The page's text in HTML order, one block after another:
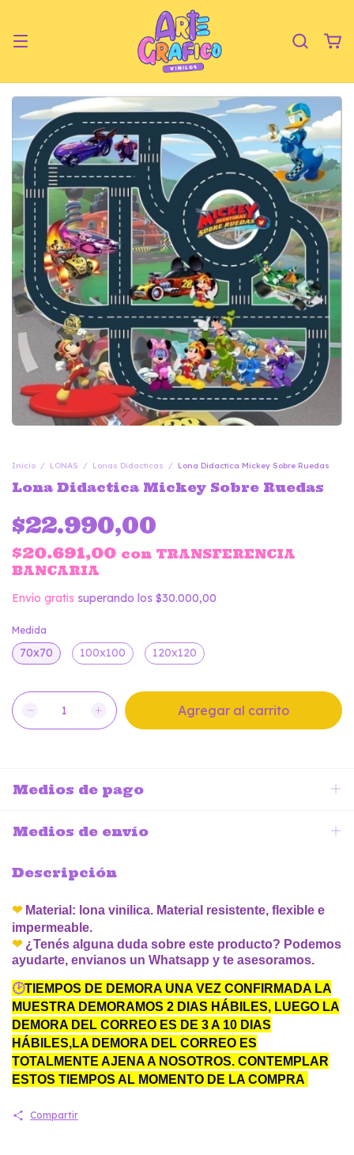
Inicio / LONAS / Lonas Didacticas / Lona Didactica Mickey Sobre Ruedas
Lona Didactica Mickey Sobre Ruedas
$22.990,00
$20.691,00 con TRANSFERENCIA
BANCARIA
Envío gratis superando los $30.000,00
Medida
70x70 100x100 120x120
Medios de pago
Medios de envío
Descripción
❤ Material: lona vinilica. Material resistente, flexible e
impermeable.
❤¿Tenés alguna duda sobre este producto? Podemos
ayudarte, envianos un Whatsapp y te asesoramos.
🕑TIEMPOS DE DEMORA UNA VEZ CONFIRMADA LA
MUESTRA DEMORAMOS 2 DIAS HÁBILES, LUEGO LA
DEMORA DEL CORREO ES DE 3 A 10 DIAS
HÁBILES,LA DEMORA DEL CORREO ES
TOTALMENTE AJENA A NOSOTROS. CONTEMPLAR
ESTOS TIEMPOS AL MOMENTO DE LA COMPRA
Compartir